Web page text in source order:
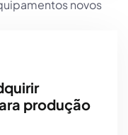
produção